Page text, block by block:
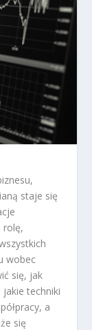
staje się
rolę,
wobec
się, jak
techniki
a
się